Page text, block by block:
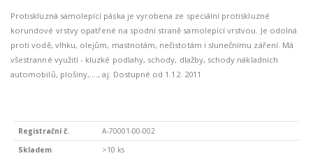
Protiskluzná samolepící páska je vyrobena ze speciální protiskluzné
korundové vrstvy opatřené na spodní straně samolepící vrstvou. Je odolná
proti vodě, vlhku, olejům, mastnotám, nečistotám i slunečnímu záření. Má
všestranné využití - kluzké podlahy, schody, dlažby, schody nákladních
automobilů, plošiny,...., aj. Dostupné od 1.12. 2011
A-70001-00-002
>10 ks